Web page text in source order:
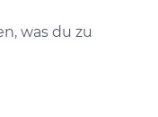
was du zu